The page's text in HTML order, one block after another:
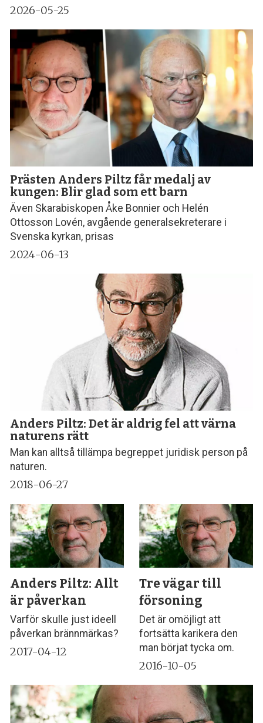
2026-05-25
Prästen Anders Piltz får medalj av
kungen: Blir glad som ett barn
Även Skarabiskopen Åke Bonnier och Helén
Ottosson Lovén, avgående generalsekreterare i
Svenska kyrkan, prisas
2024-06-13
Anders Piltz: Det är aldrig fel att värna
naturens rätt
Man kan alltså tillämpa begreppet juridisk person på
naturen.
2018-06-27
Anders Piltz: Allt
är påverkan
Varför skulle just ideell
påverkan brännmärkas?
2017-04-12
Tre vägar till
försoning
Det är omöjligt att
fortsätta karikera den
man börjat tycka om.
2016-10-05